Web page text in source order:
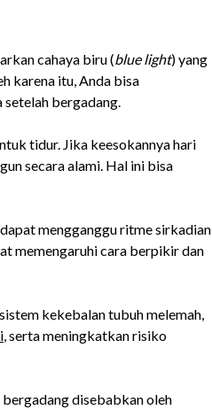
cahaya biru (blue light) yang
karena itu, Anda bisa
bergadang.
tidur. Jika keesokannya hari
secara alami. Hal ini bisa
mengganggu ritme sirkadian
memengaruhi cara berpikir dan
kekebalan tubuh melemah,
, serta meningkatkan risiko
disebabkan oleh